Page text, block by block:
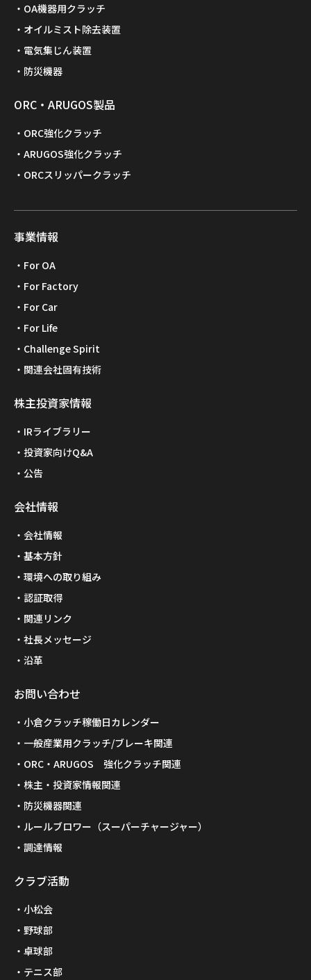
OA機器用クラッチ
オイルミスト除去装置
電気集じん装置
防災機器
ORC・ARUGOS製品
ORC強化クラッチ
ARUGOS強化クラッチ
ORCスリッパークラッチ
事業情報
For OA
For Factory
For Car
For Life
Challenge Spirit
関連会社固有技術
株主投資家情報
IRライブラリー
投資家向けQ&A
公告
会社情報
会社情報
基本方針
環境への取り組み
認証取得
関連リンク
社長メッセージ
沿革
お問い合わせ
小倉クラッチ稼働日カレンダー
一般産業用クラッチ/ブレーキ関連
ORC・ARUGOS 強化クラッチ関連
株主・投資家情報関連
防災機器関連
ルールブロワー（スーパーチャージャー）
調達情報
クラブ活動
小松会
野球部
卓球部
テニス部